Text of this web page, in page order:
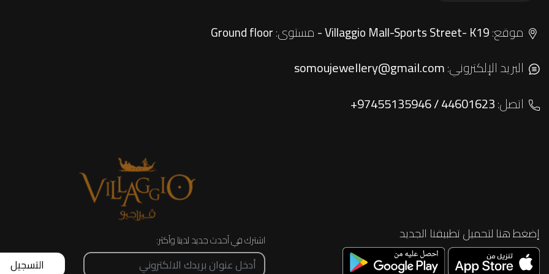
موقع: مستوى:
البريد الإلكتروني:somoujewellery@gmail.com
اتصل:+97455135946 / 44601623
إضغط هنا لتحميل تطبيقنا الجديد اشترك في أحدث جديد لدينا وأكثر:
التسجيل